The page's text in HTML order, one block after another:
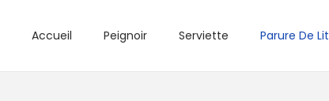
Accueil Peignoir Serviette Parure De Lit